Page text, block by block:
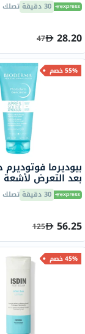
30 دقيقة
28.20
47
55% خصم
بيوديرما فوتوديرم
بعد التعرض
مل 30 دقيقة
56.25
125
45% خصم